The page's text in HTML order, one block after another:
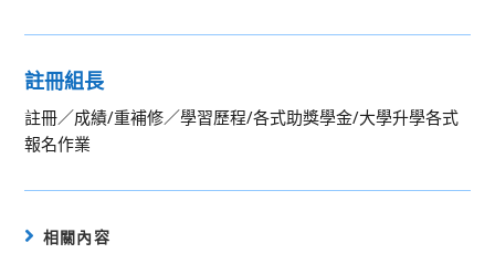
註冊組長
註冊／成績/重補修／學習歷程/各式助獎學金/大學升學各式
報名作業
相關內容